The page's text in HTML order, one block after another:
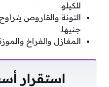
للكيلو.
جنيها.
المغازل والفراخ والموزة
استقرار